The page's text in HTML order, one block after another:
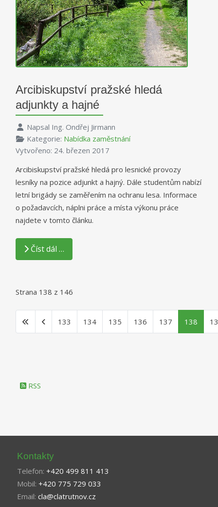
Arcibiskupství pražské hledá
adjunkty a hajné
Napsal Ing. Ondřej Jirmann
Kategorie: Nabídka zaměstnání
Vytvořeno: 24. březen 2017
Arcibiskupství pražské hledá pro lesnické provozy
lesníky na pozice adjunkt a hajný. Dále studentům nabízí
letní brigády se zaměřením na ochranu lesa. Informace
o požadavcích, náplni práce a místa výkonu práce
najdete v tomto článku.
Číst dál …
Strana 138 z 146
133 134 135 136 137 138
RSS
Kontakty
Telefon: +420 499 811 413
Mobil: +420 775 729 033
Email: cla@clatrutnov.cz